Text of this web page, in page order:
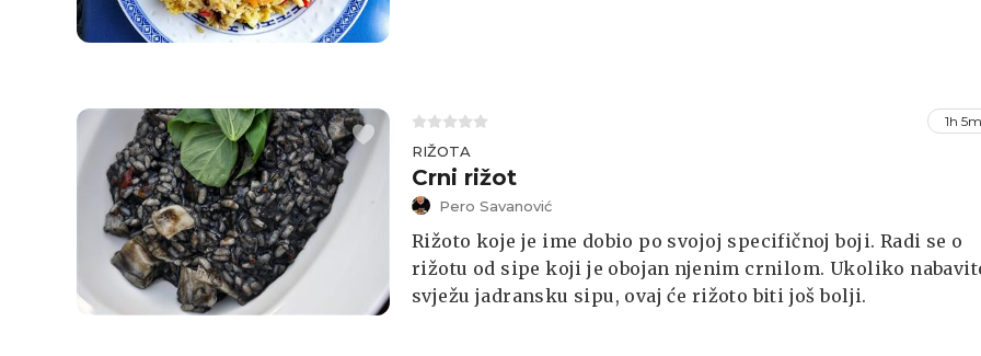
1h
RIŽOTA
Crni rižot
Pero Savanović
Rižoto koje je ime dobio po svojoj specifičnoj boji. Radi se o
rižotu od sipe koji je obojan njenim crnilom. Ukoliko
svježu jadransku sipu, ovaj će rižoto biti još bolji.